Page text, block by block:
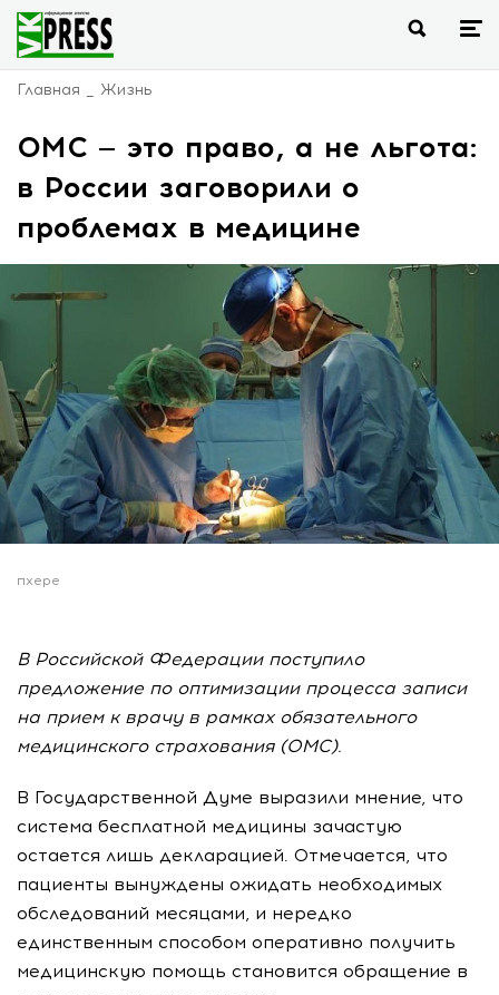
Главная Жизнь
ОМС — это право, а не льгота:
в России заговорили о
проблемах в медицине
пхере
В Российской Федерации поступило
предложение по оптимизации процесса записи
на прием к врачу в рамках обязательного
медицинского страхования (ОМС).
В Государственной Думе выразили мнение, что
система бесплатной медицины зачастую
остается лишь декларацией. Отмечается, что
пациенты вынуждены ожидать необходимых
обследований месяцами, и нередко
единственным способом оперативно получить
медицинскую помощь становится обращение в